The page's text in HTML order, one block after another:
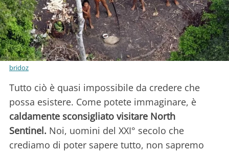
bridoz
Tutto ciò è quasi impossibile da credere che
possa esistere. Come potete immaginare, è
caldamente sconsigliato visitare North
Sentinel. Noi, uomini del XXI° secolo che
crediamo di poter sapere tutto, non sapremo